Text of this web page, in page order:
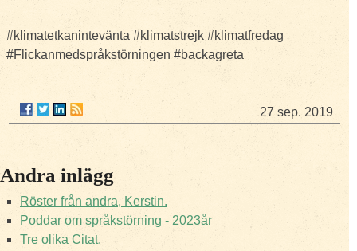
#klimatetkanintevänta #klimatstrejk #klimatfredag
#Flickanmedspråkstörningen #backagreta
27 sep. 2019
Andra inlägg
Röster från andra, Kerstin.
Poddar om språkstörning - 2023år
Tre olika Citat.